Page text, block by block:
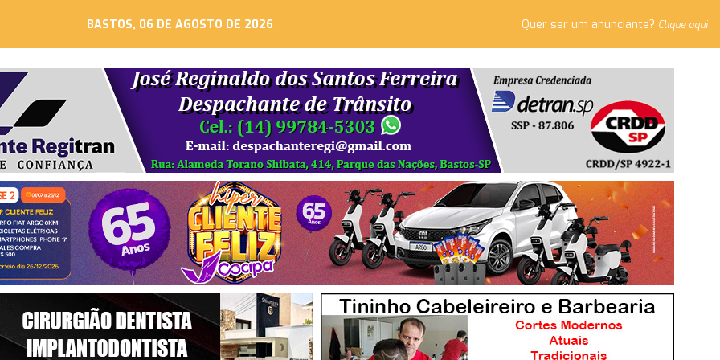
BASTOS, 06 DE AGOSTO DE 2026 Quer ser um anunciante? Clique aqui